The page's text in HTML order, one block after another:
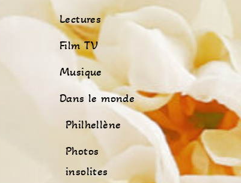
Lectures
Film TV
Musique
Dans le monde
Philhellène
Photos
insolites